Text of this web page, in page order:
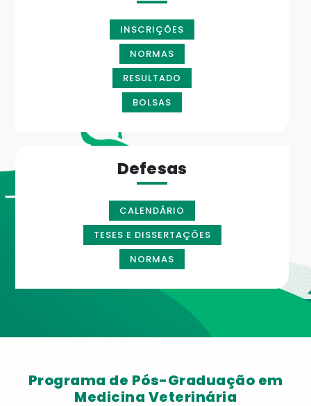
INSCRIÇÕES
NORMAS
RESULTADO
BOLSAS
Defesas
CALENDÁRIO
TESES E DISSERTAÇÕES
NORMAS
Programa de Pós-Graduação em
Medicina Veterinária